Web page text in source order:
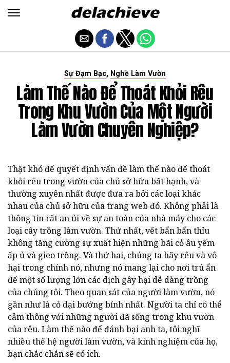
Sự Đạm Bạc, Nghề Làm Vườn
Làm Thế Nào Để Thoát Khỏi Rêu
Trong Khu Vườn Của Một Người
Làm Vườn Chuyên Nghiệp?
Thật khó để quyết định vấn đề làm thế nào để thoát
khỏi rêu trong vườn của chủ sở hữu bất hạnh, và
thường xuyên nhất được đưa ra bởi các loại khác
nhau của chủ sở hữu của trang web đó. Không phải là
thông tin rất an ủi về sự an toàn của nhà máy cho các
loại cây trồng làm vườn. Thứ nhất, vết bẩn bẩn thỉu
không tăng cường sự xuất hiện những bãi cỏ âu yếm
ấp ủ và gieo trồng. Và thứ hai, chúng ta hãy rêu và vô
hại trong chính nó, nhưng nó mang lại cho nơi trú ẩn
để một số lượng lớn các dịch gây hại dễ dàng trồng
của chúng tôi. Theo quan sát của người làm vườn, nó
gần như là cỏ dại bướng bỉnh nhất. Người ta chỉ có thể
cảm thông với những người đã sống trong khu vườn
của rêu. Làm thế nào để đánh bại anh ta, tôi nghĩ
nhiều thế hệ người làm vườn, và kinh nghiệm của họ,
bạn chắc chắn sẽ có ích.